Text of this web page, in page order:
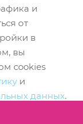
и
от
в
вы
cookies
и
данных.